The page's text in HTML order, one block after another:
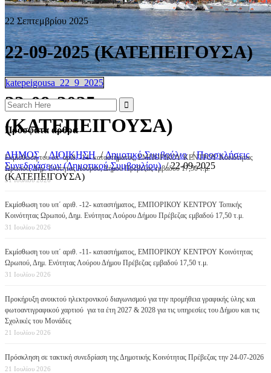
22-09-2025
(ΚΑΤΕΠΕΙΓΟΥΣΑ)
ΔΗΜΟΣ /ΔΙΟΙΚΗΣΗ /Δημοτικό Συμβούλιο /Προσκλήσεις
Συνεδριάσεων (Δημοτικού Συμβουλίου) /22-09-2025
(ΚΑΤΕΠΕΙΓΟΥΣΑ)
22 Σεπτεμβρίου 2025
22-09-2025 (ΚΑΤΕΠΕΙΓΟΥΣΑ)
katepeigousa_22_9_2025
Search
for:
Πρόσφατα άρθρα
Εκμίσθωση του υπ΄ αριθ. -14- καταστήματος, ΕΜΠΟΡΙΚΟΥ ΚΕΝΤΡΟΥ Κοινότητας
Ωρωπού, Δημ. Ενότητας Λούρου, Δήμου Πρέβεζας εμβαδού 17,50 τ.μ.
31 Ιουλίου 2026
Εκμίσθωση του υπ΄ αριθ. -12- καταστήματος, ΕΜΠΟΡΙΚΟΥ ΚΕΝΤΡΟΥ Τοπικής
Κοινότητας Ωρωπού, Δημ. Ενότητας Λούρου Δήμου Πρέβεζας εμβαδού 17,50 τ.μ.
31 Ιουλίου 2026
Εκμίσθωση του υπ΄ αριθ. -11- καταστήματος, ΕΜΠΟΡΙΚΟΥ ΚΕΝΤΡΟΥ Κοινότητας
Ωρωπού, Δημ. Ενότητας Λούρου Δήμου Πρέβεζας εμβαδού 17,50 τ.μ.
31 Ιουλίου 2026
Προκήρυξη ανοικτού ηλεκτρονικού διαγωνισμού για την προμήθεια γραφικής ύλης και
φωτοαντιγραφικού χαρτιού για τα έτη 2027 & 2028 για τις υπηρεσίες του Δήμου και τις
Σχολικές του Μονάδες
21 Ιουλίου 2026
Πρόσκληση σε τακτική συνεδρίαση της Δημοτικής Κοινότητας Πρέβεζας την 24-07-2026
21 Ιουλίου 2026